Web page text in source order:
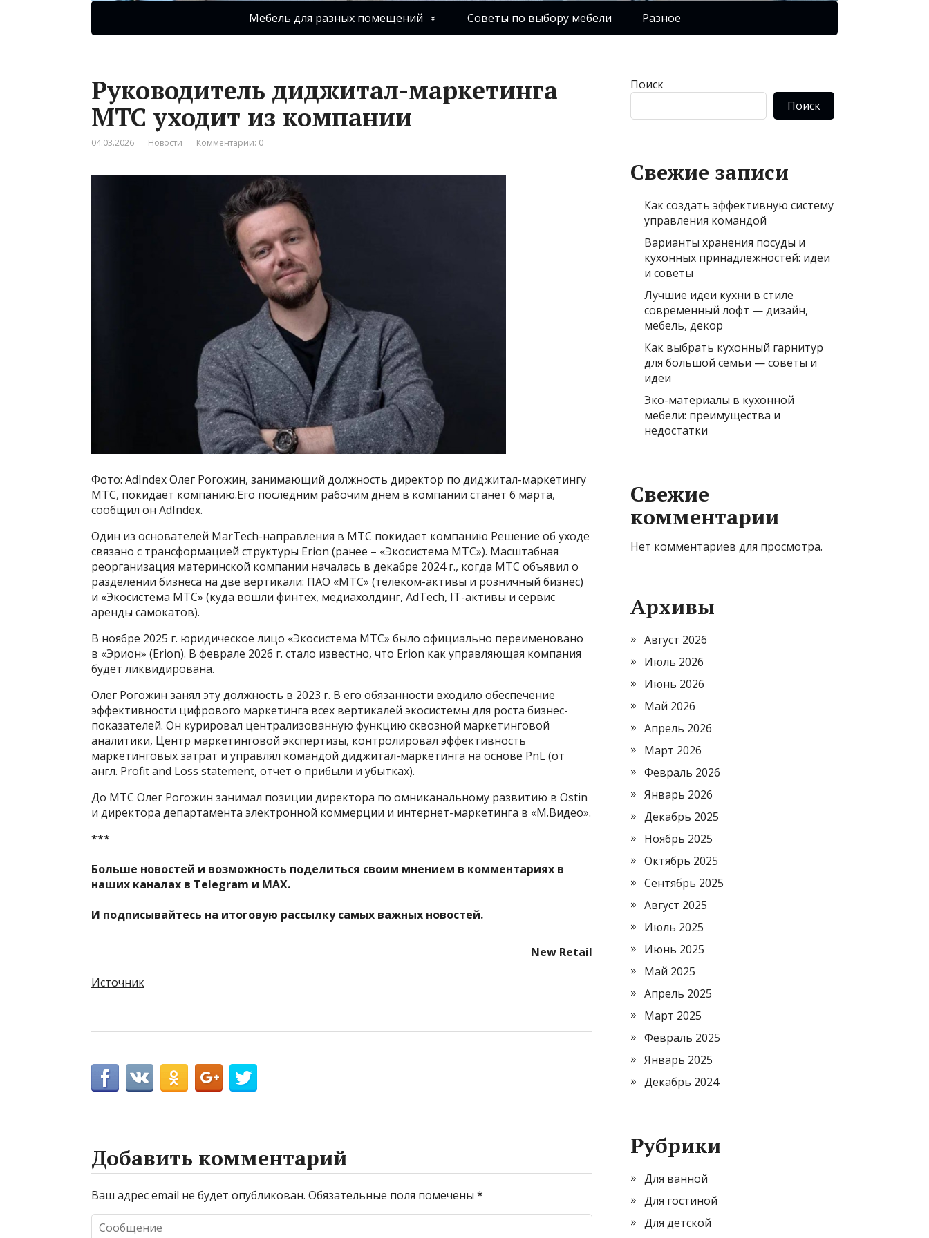
Мебель для разных помещений Советы по выбору мебели Разное
Руководитель диджитал-маркетинга
МТС уходит из компании
04.03.2026 Новости Комментарии: 0
Фото: AdIndex Олег Рогожин, занимающий должность директор по диджитал-маркетингу
МТС, покидает компанию.Его последним рабочим днем в компании станет 6 марта,
сообщил он AdIndex.
Один из основателей MarTech-направления в МТС покидает компанию Решение об уходе
связано с трансформацией структуры Erion (ранее – «Экосистема МТС»). Масштабная
реорганизация материнской компании началась в декабре 2024 г., когда МТС объявил о
разделении бизнеса на две вертикали: ПАО «МТС» (телеком-активы и розничный бизнес)
и «Экосистема МТС» (куда вошли финтех, медиахолдинг, AdTech, IT-активы и сервис
аренды самокатов).
В ноябре 2025 г. юридическое лицо «Экосистема МТС» было официально переименовано
в «Эрион» (Erion). В феврале 2026 г. стало известно, что Erion как управляющая компания
будет ликвидирована.
Олег Рогожин занял эту должность в 2023 г. В его обязанности входило обеспечение
эффективности цифрового маркетинга всех вертикалей экосистемы для роста бизнес-
показателей. Он курировал централизованную функцию сквозной маркетинговой
аналитики, Центр маркетинговой экспертизы, контролировал эффективность
маркетинговых затрат и управлял командой диджитал-маркетинга на основе PnL (от
англ. Profit and Loss statement, отчет о прибыли и убытках).
До МТС Олег Рогожин занимал позиции директора по омниканальному развитию в Ostin
и директора департамента электронной коммерции и интернет-маркетинга в «М.Видео».
***
Больше новостей и возможность поделиться своим мнением в комментариях в
наших каналах в Telegram и MAX.
И подписывайтесь на итоговую рассылку самых важных новостей.
New Retail
Источник
Добавить комментарий
Ваш адрес email не будет опубликован. Обязательные поля помечены *
Поиск
Поиск
Свежие записи
Как создать эффективную систему
управления командой
Варианты хранения посуды и
кухонных принадлежностей: идеи
и советы
Лучшие идеи кухни в стиле
современный лофт — дизайн,
мебель, декор
Как выбрать кухонный гарнитур
для большой семьи — советы и
идеи
Эко-материалы в кухонной
мебели: преимущества и
недостатки
Свежие
комментарии
Нет комментариев для просмотра.
Архивы
Август 2026
Июль 2026
Июнь 2026
Май 2026
Апрель 2026
Март 2026
Февраль 2026
Январь 2026
Декабрь 2025
Ноябрь 2025
Октябрь 2025
Сентябрь 2025
Август 2025
Июль 2025
Июнь 2025
Май 2025
Апрель 2025
Март 2025
Февраль 2025
Январь 2025
Декабрь 2024
Рубрики
Для ванной
Для гостиной
Для детской